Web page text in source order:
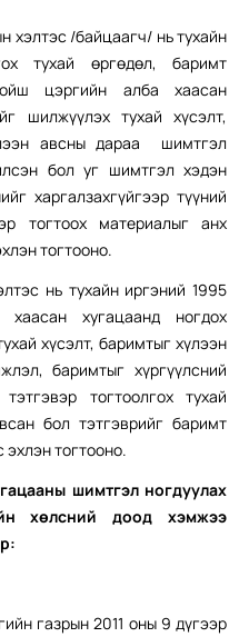
хэлтэс /байцаагч/ нь тухайн
тухай өргөдөл, баримт
цэргийн алба хаасан
шилжүүлэх тухай хүсэлт,
авсны дараа шимтгэл
бол уг шимтгэл хэдэн
харгалзахгүйгээр түүний
тогтоох материалыг анх
тогтооно.
нь тухайн иргэний 1995
хугацаанд ногдох
хүсэлт, баримтыг хүлээн
баримтыг хүргүүлсний
тогтоолгох тухай
бол тэтгэврийг баримт
тогтооно.
шимтгэл ногдуулах
хөлсний доод хэмжээ
газрын 2011 оны 9 дүгээр